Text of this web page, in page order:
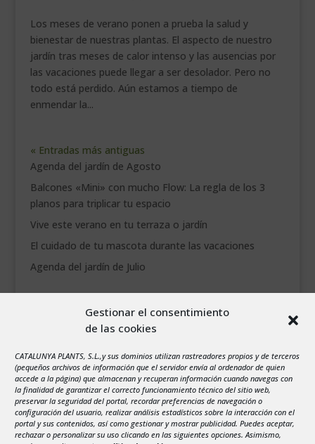
Gestionar el consentimiento
de las cookies
CATALUNYA PLANTS, S.L.,y sus dominios utilizan rastreadores propios y de terceros
(pequeños archivos de información que el servidor envía al ordenador de quien
accede a la página) que almacenan y recuperan información cuando navegas con
la finalidad de garantizar el correcto funcionamiento técnico del sitio web,
preservar la seguridad del portal, recordar preferencias de navegación o
configuración del usuario, realizar análisis estadísticos sobre la interacción con el
portal y sus contenidos, así como gestionar y mostrar publicidad. Puedes aceptar,
rechazar o personalizar su uso clicando en las siguientes opciones. Asimismo,
Los meses de verano ponen a prueba la salud y
bienestar de nuestras plantas. El aspecto de nuestro
jardín tras meses de calor intenso y las ausencias por
las vacaciones puede llegar a ser desolador. Pero no
todo está perdido. Aún estamos a tiempo de
enmendar la...
« Entradas más antiguas
Agenda del jardín de Agosto
Balcones «Mini» con mucho Flow: La regla de los 3
planos para triplicar tu espacio
Vive este verano en tu terraza o jardín
El cuidado de tu mascota durante las vacaciones
Agenda del jardín de Julio
X J V S
3
4 5 6 7 8
9
10
11 12 13 14 15
16
17
18 19 20 21 22
23
24
25 26 27 28 29
30
31